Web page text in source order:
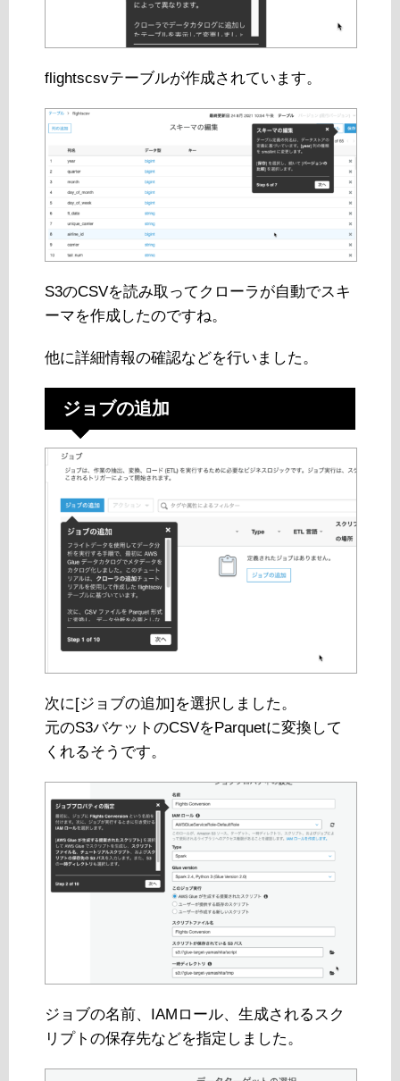
flightscsvテーブルが作成されています。
S3のCSVを読み取ってクローラが自動でスキ
ーマを作成したのですね。
他に詳細情報の確認などを行いました。
ジョブの追加
次に[ジョブの追加]を選択しました。
元のS3バケットのCSVをParquetに変換して
くれるそうです。
ジョブの名前、IAMロール、生成されるスク
リプトの保存先などを指定しました。